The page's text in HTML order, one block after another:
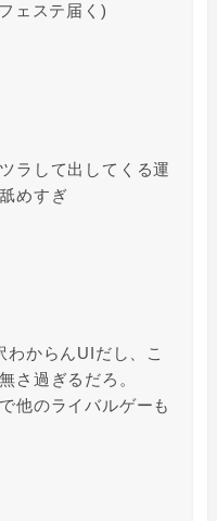
ェステ届く)
ラして出してくる運
めすぎ
からんUIだし、こ
さ過ぎるだろ。
他のライバルゲーも